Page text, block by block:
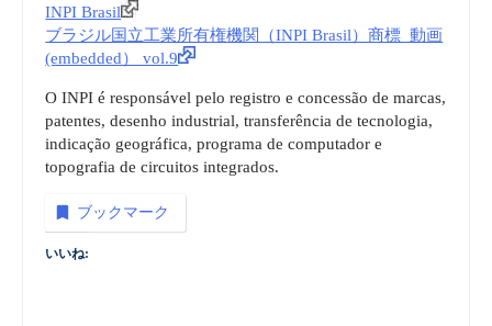
INPI Brasil
ブラジル国立工業所有権機関（INPI Brasil）商標_動画
(embedded） vol.9
O INPI é responsável pelo registro e concessão de marcas,
patentes, desenho industrial, transferência de tecnologia,
indicação geográfica, programa de computador e
topografia de circuitos integrados.
ブックマーク
いいね: